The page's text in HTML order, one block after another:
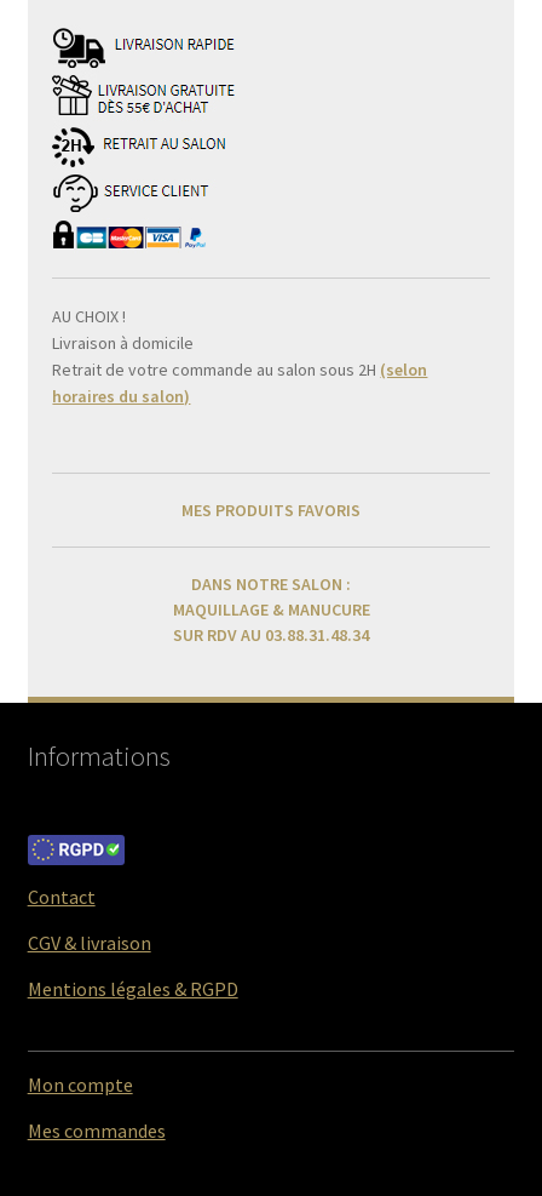
AU CHOIX !
Livraison à domicile
Retrait de votre commande au salon sous 2H (selon
horaires du salon)
MES PRODUITS FAVORIS
DANS NOTRE SALON :
MAQUILLAGE & MANUCURE
SUR RDV AU 03.88.31.48.34
Informations
Contact
CGV & livraison
Mentions légales & RGPD
Mon compte
Mes commandes